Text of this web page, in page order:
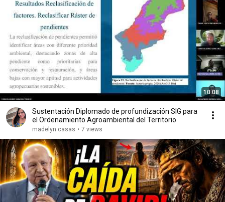
10:08
Sustentación Diplomado de profundización SIG para
el Ordenamiento Agroambiental del Territorio
madelyn casas • 7 views